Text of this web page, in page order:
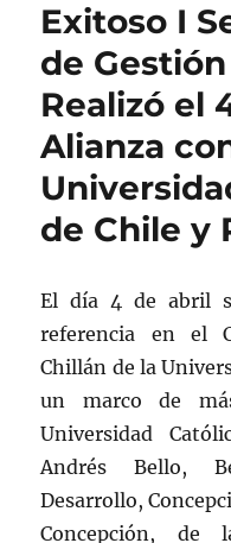
Exitoso I
de
Realizó el
Alianza
de Chile y
El día 4 de abril
referencia en el
Chillán de la
un marco de
Universidad
Andrés Bello,
Desarrollo,
Concepción, de